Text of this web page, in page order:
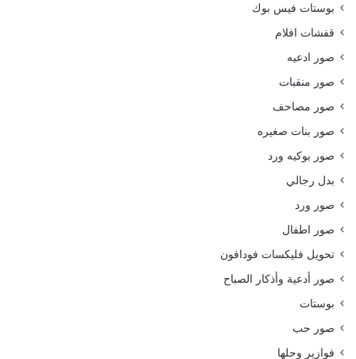
بوستات فيس بوك
قفشات افلام
صور ادعيه
صور منقبات
صور مصاحف
صور بنات صغيره
صور بوكيه ورد
بدل رجالي
صور ورد
صور اطفال
تحويل فليكسات فودافون
صور أدعية وأذكار الصباح
بوستات
صور حب
فوازير وحلها